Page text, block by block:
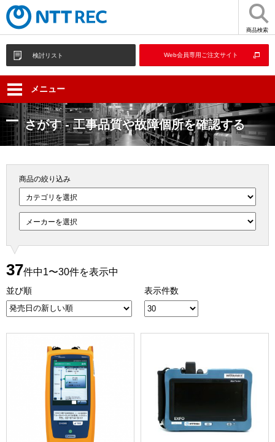
商品検索
検討リスト Web会員専用ご注文サイト
メニュー
さがす - 工事品質や故障個所を確認する
商品の絞り込み
37件中1〜30件を表示中
並び順 表示件数